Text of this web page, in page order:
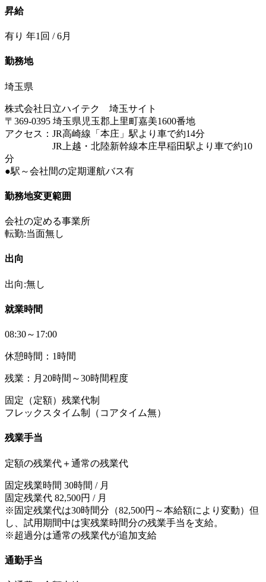
昇給
有り 年1回 / 6月
勤務地
埼玉県
株式会社日立ハイテク 埼玉サイト
〒369-0395 埼玉県児玉郡上里町嘉美1600番地
アクセス：JR高崎線「本庄」駅より車で約14分
JR上越・北陸新幹線本庄早稲田駅より車で約10
分
●駅～会社間の定期運航バス有
勤務地変更範囲
会社の定める事業所
転勤:当面無し
出向
出向:無し
就業時間
08:30～17:00
休憩時間：1時間
残業：月20時間～30時間程度
固定（定額）残業代制
フレックスタイム制（コアタイム無）
残業手当
定額の残業代＋通常の残業代
固定残業時間 30時間 / 月
固定残業代 82,500円 / 月
※固定残業代は30時間分（82,500円～本給額により変動）但
し、試用期間中は実残業時間分の残業手当を支給。
※超過分は通常の残業代が追加支給
通勤手当